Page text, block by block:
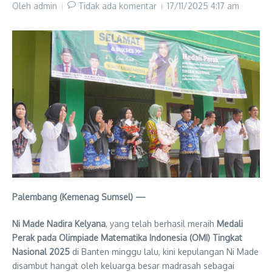
Oleh admin Tidak ada komentar 17/11/2025 4:17 am
Palembang (Kemenag Sumsel) —
Ni Made Nadira Kelyana, yang telah berhasil meraih Medali
Perak pada Olimpiade Matematika Indonesia (OMI) Tingkat
Nasional 2025 di Banten minggu lalu, kini kepulangan Ni Made
disambut hangat oleh keluarga besar madrasah sebagai